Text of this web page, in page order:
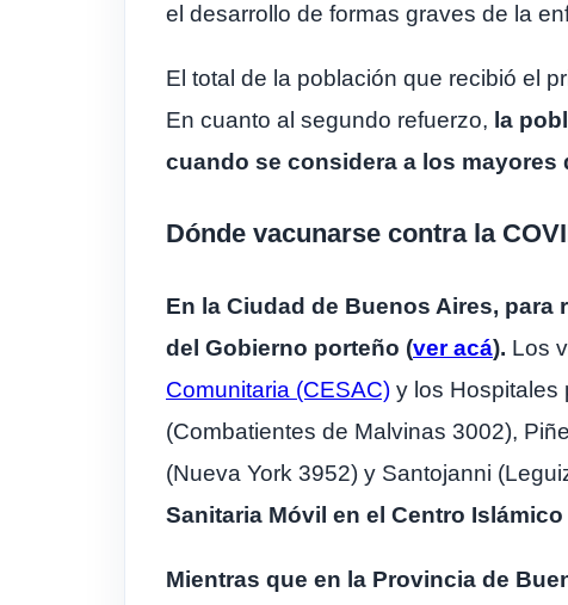
el desarrollo de formas graves de la
El total de la población que recibió el
En cuanto al segundo refuerzo, la
cuando se considera a los mayores
Dónde vacunarse contra la
En la Ciudad de Buenos Aires, para
del Gobierno porteño (ver acá). Los
Comunitaria (CESAC) y los Hospitales
(Combatientes de Malvinas 3002),
(Nueva York 3952) y Santojanni
Sanitaria Móvil en el Centro
Mientras que en la Provincia de